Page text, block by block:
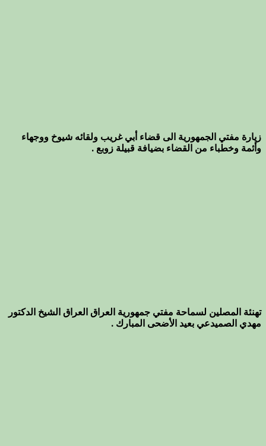
زيارة مفتي الجمهورية الى قضاء أبي غريب ولقائه شيوخ ووجهاء
وأئمة وخطباء من القضاء بضيافة قبيلة زوبع .
تهنئة المصلين لسماحة مفتي جمهورية العراق العراق الشيخ الدكتور
مهدي الصميدعي بعيد الأضحى المبارك .